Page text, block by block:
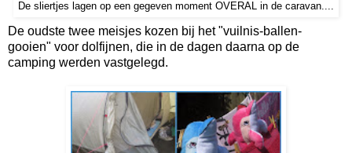
De sliertjes lagen op een gegeven moment OVERAL in de caravan....
De oudste twee meisjes kozen bij het "vuilnis-ballen-
gooien" voor dolfijnen, die in de dagen daarna op de
camping werden vastgelegd.